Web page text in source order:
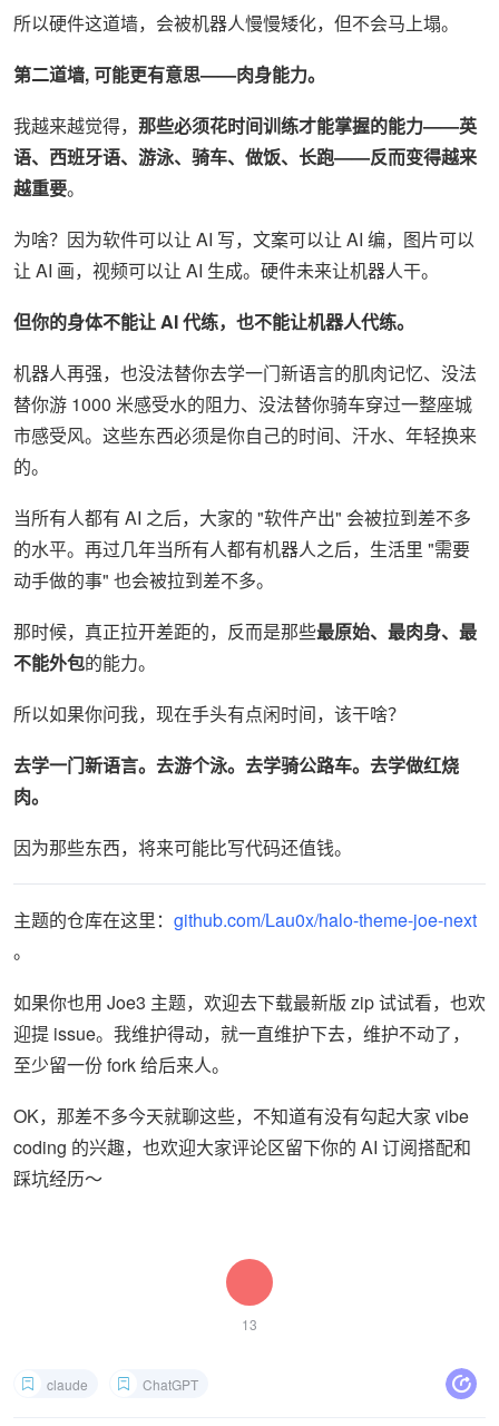
所以硬件这道墙，会被机器人慢慢矮化，但不会马上塌。
第二道墙, 可能更有意思——肉身能力。
我越来越觉得， 那些必须花时间训练才能掌握的能力——英
语、西班牙语、游泳、骑车、做饭、长跑——反而变得越来
越重要。
为啥？因为软件可以让 AI 写，文案可以让 AI 编，图片可以
让 AI 画，视频可以让 AI 生成。硬件未来让机器人干。
但你的身体不能让 AI 代练，也不能让机器人代练。
机器人再强，也没法替你去学一门新语言的肌肉记忆、没法
替你游 1000 米感受水的阻力、没法替你骑车穿过一整座城
市感受风。这些东西必须是你自己的时间、汗水、年轻换来
的。
当所有人都有 AI 之后，大家的 "软件产出" 会被拉到差不多
的水平。再过几年当所有人都有机器人之后，生活里 "需要
动手做的事" 也会被拉到差不多。
那时候，真正拉开差距的，反而是那些最原始、最肉身、最
不能外包的能力。
所以如果你问我，现在手头有点闲时间，该干啥？
去学一门新语言。去游个泳。去学骑公路车。去学做红烧
肉。
因为那些东西，将来可能比写代码还值钱。
主题的仓库在这里： github.com/Lau0x/halo-theme-joe-next
。
如果你也用 Joe3 主题，欢迎去下载最新版 zip 试试看，也欢
迎提 issue。我维护得动，就一直维护下去，维护不动了，
至少留一份 fork 给后来人。
OK，那差不多今天就聊这些，不知道有没有勾起大家 vibe
coding 的兴趣，也欢迎大家评论区留下你的 AI 订阅搭配和
踩坑经历～
13
claude ChatGPT